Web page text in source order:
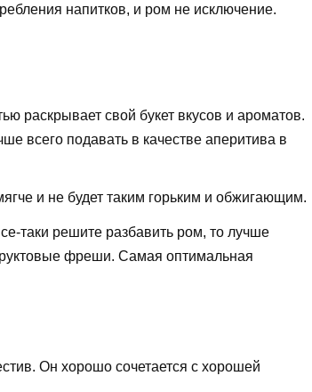
напитков, и ром не исключение.
раскрывает свой букет вкусов и ароматов.
всего подавать в качестве аперитива в
и не будет таким горьким и обжигающим.
таки решите разбавить ром, то лучше
фреши. Самая оптимальная
Он хорошо сочетается с хорошей